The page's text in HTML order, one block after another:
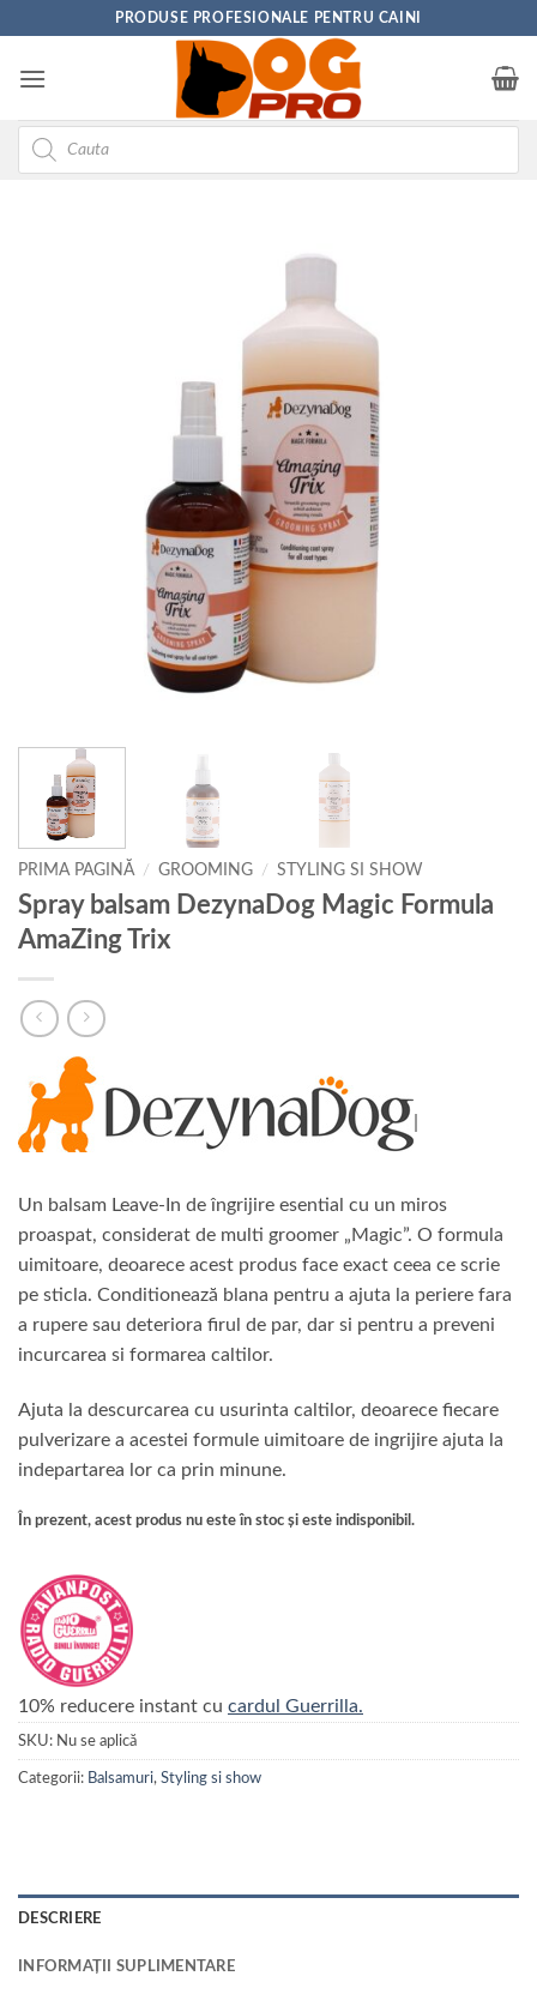
content
PRODUSE PROFESIONALE PENTRU CAINI
Products
search
PRIMA PAGINĂ / GROOMING / STYLING SI SHOW
Spray balsam DezynaDog Magic Formula
AmaZing Trix
Un balsam Leave-In de îngrijire esential cu un miros
proaspat, considerat de multi groomer „Magic”. O formula
uimitoare, deoarece acest produs face exact ceea ce scrie
pe sticla. Conditionează blana pentru a ajuta la periere fara
a rupere sau deteriora firul de par, dar si pentru a preveni
incurcarea si formarea caltilor.
Ajuta la descurcarea cu usurinta caltilor, deoarece fiecare
pulverizare a acestei formule uimitoare de ingrijire ajuta la
indepartarea lor ca prin minune.
În prezent, acest produs nu este în stoc și este indisponibil.
10% reducere instant cu cardul Guerrilla.
SKU: Nu se aplică
Categorii: Balsamuri, Styling si show
DESCRIERE
INFORMAȚII SUPLIMENTARE